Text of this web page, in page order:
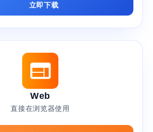
立即下载
Web
直接在浏览器使用